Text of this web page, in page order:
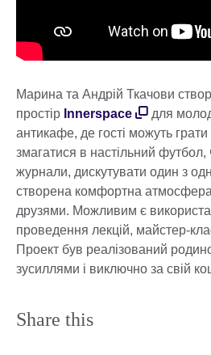
Марина та Андрій Ткачови
простір Innerspace
для
антикафе, де гості можуть грати
змагатися в настільний футбол,
журнали, дискутувати один з
створена комфортна атмосфера
друзями. Можливим є
проведення лекцій, майстер-
Проект був реалізований
зусиллями і виключно за свій
Share this